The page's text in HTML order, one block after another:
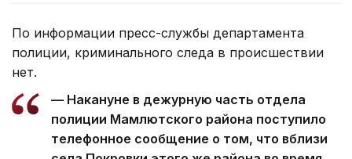
По информации пресс-службы департамента
полиции, криминального следа в происшествии
нет.
— Накануне в дежурную часть отдела
полиции Мамлютского района поступило
телефонное сообщение о том, что вблизи